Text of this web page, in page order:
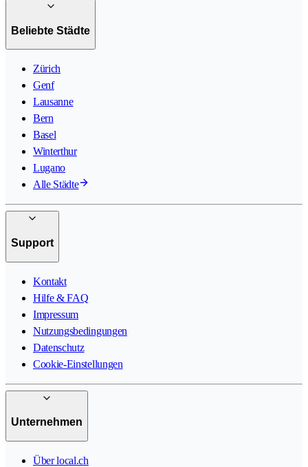
Beliebte Städte
Zürich
Genf
Lausanne
Bern
Basel
Winterthur
Lugano
Alle Städte
Support
Kontakt
Hilfe & FAQ
Impressum
Nutzungsbedingungen
Datenschutz
Cookie-Einstellungen
Unternehmen
Über local.ch